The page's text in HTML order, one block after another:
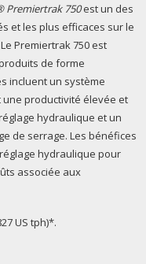
Premiertrak 750est un des
et les plus efficaces sur le
Premiertrak 750 est
de forme
incluent un système
productivité élevée et
hydraulique et un
de serrage. Les bénéfices
hydraulique pour
associée aux
US tph)*.